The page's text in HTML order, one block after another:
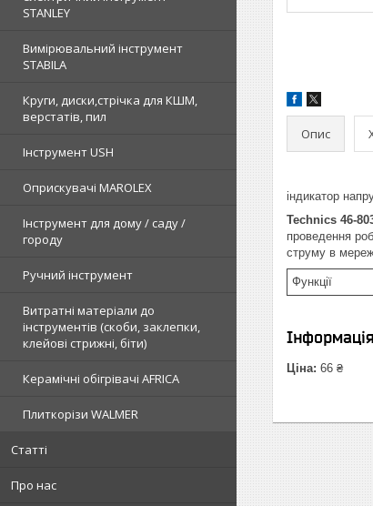
STANLEY
Вимірювальний інструмент
STABILA
Круги, диски,стрічка для КШМ,
верстатів, пил
Інструмент USH
Оприскувачі MAROLEX
Інструмент для дому / саду /
городу
Ручний інструмент
Витратні матеріали до
інструментів (скоби, заклепки,
клейові стрижні, біти)
Керамічні обігрівачі AFRICA
Плиткорізи WALMER
Статті
Про нас
Опис
індикатор
Technics 46-
проведення
струму в
Функції
Ціна: 66 ₴